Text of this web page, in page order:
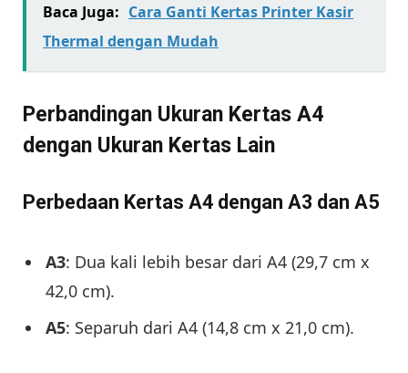
Baca Juga: Cara Ganti Kertas Printer Kasir
Thermal dengan Mudah
Perbandingan Ukuran Kertas A4
dengan Ukuran Kertas Lain
Perbedaan Kertas A4 dengan A3 dan A5
A3: Dua kali lebih besar dari A4 (29,7 cm x
42,0 cm).
A5: Separuh dari A4 (14,8 cm x 21,0 cm).